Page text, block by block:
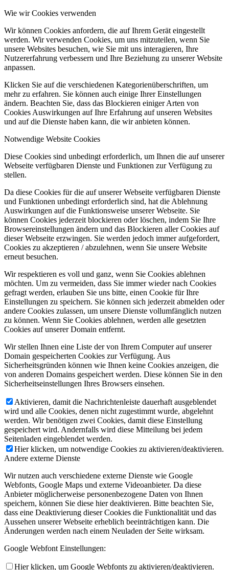
Wie wir Cookies verwenden
Wir können Cookies anfordern, die auf Ihrem Gerät eingestellt
werden. Wir verwenden Cookies, um uns mitzuteilen, wenn Sie
unsere Websites besuchen, wie Sie mit uns interagieren, Ihre
Nutzererfahrung verbessern und Ihre Beziehung zu unserer Website
anpassen.
Klicken Sie auf die verschiedenen Kategorienüberschriften, um
mehr zu erfahren. Sie können auch einige Ihrer Einstellungen
ändern. Beachten Sie, dass das Blockieren einiger Arten von
Cookies Auswirkungen auf Ihre Erfahrung auf unseren Websites
und auf die Dienste haben kann, die wir anbieten können.
Notwendige Website Cookies
Diese Cookies sind unbedingt erforderlich, um Ihnen die auf unserer
Webseite verfügbaren Dienste und Funktionen zur Verfügung zu
stellen.
Da diese Cookies für die auf unserer Webseite verfügbaren Dienste
und Funktionen unbedingt erforderlich sind, hat die Ablehnung
Auswirkungen auf die Funktionsweise unserer Webseite. Sie
können Cookies jederzeit blockieren oder löschen, indem Sie Ihre
Browsereinstellungen ändern und das Blockieren aller Cookies auf
dieser Webseite erzwingen. Sie werden jedoch immer aufgefordert,
Cookies zu akzeptieren / abzulehnen, wenn Sie unsere Website
erneut besuchen.
Wir respektieren es voll und ganz, wenn Sie Cookies ablehnen
möchten. Um zu vermeiden, dass Sie immer wieder nach Cookies
gefragt werden, erlauben Sie uns bitte, einen Cookie für Ihre
Einstellungen zu speichern. Sie können sich jederzeit abmelden oder
andere Cookies zulassen, um unsere Dienste vollumfänglich nutzen
zu können. Wenn Sie Cookies ablehnen, werden alle gesetzten
Cookies auf unserer Domain entfernt.
Wir stellen Ihnen eine Liste der von Ihrem Computer auf unserer
Domain gespeicherten Cookies zur Verfügung. Aus
Sicherheitsgründen können wie Ihnen keine Cookies anzeigen, die
von anderen Domains gespeichert werden. Diese können Sie in den
Sicherheitseinstellungen Ihres Browsers einsehen.
Aktivieren, damit die Nachrichtenleiste dauerhaft ausgeblendet
wird und alle Cookies, denen nicht zugestimmt wurde, abgelehnt
werden. Wir benötigen zwei Cookies, damit diese Einstellung
gespeichert wird. Andernfalls wird diese Mitteilung bei jedem
Seitenladen eingeblendet werden.
Hier klicken, um notwendige Cookies zu aktivieren/deaktivieren.
Andere externe Dienste
Wir nutzen auch verschiedene externe Dienste wie Google
Webfonts, Google Maps und externe Videoanbieter. Da diese
Anbieter möglicherweise personenbezogene Daten von Ihnen
speichern, können Sie diese hier deaktivieren. Bitte beachten Sie,
dass eine Deaktivierung dieser Cookies die Funktionalität und das
Aussehen unserer Webseite erheblich beeinträchtigen kann. Die
Änderungen werden nach einem Neuladen der Seite wirksam.
Google Webfont Einstellungen:
Hier klicken, um Google Webfonts zu aktivieren/deaktivieren.